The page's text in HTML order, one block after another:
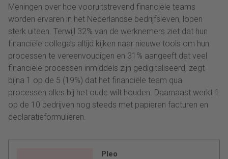
Meningen over hoe vooruitstrevend financiële teams
worden ervaren in het Nederlandse bedrijfsleven, lopen
sterk uiteen. Terwijl 32% van de werknemers ziet dat hun
financiële collega’s altijd kijken naar nieuwe tools om hun
processen te vereenvoudigen en 31% aangeeft dat veel
financiële processen inmiddels zijn gedigitaliseerd, zegt
bijna 1 op de 5 (19%) dat het financiële team qua
processen alles bij het oude wilt houden. Daarnaast werkt 1
op de 10 bedrijven nog steeds met papieren facturen en
declaratieformulieren.
Pleo